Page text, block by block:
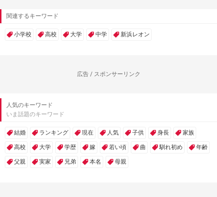
関連するキーワード
小学校 高校 大学 中学 新浜レオン
広告 / スポンサーリンク
人気のキーワード
いま話題のキーワード
結婚 ランキング 現在 人気 子供 身長 家族
高校 大学 学歴 嫁 若い頃 曲 馴れ初め 年齢
父親 実家 兄弟 本名 母親